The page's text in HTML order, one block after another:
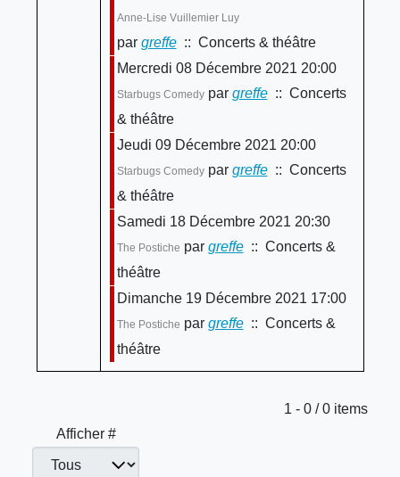
Anne-Lise Vuillemier Luy
par greffe:: Concerts & théâtre
Mercredi 08 Décembre 2021 20:00
Starbugs Comedypar greffe:: Concerts
& théâtre
Jeudi 09 Décembre 2021 20:00
Starbugs Comedypar greffe:: Concerts
& théâtre
Samedi 18 Décembre 2021 20:30
The Postiche par greffe:: Concerts &
théâtre
Dimanche 19 Décembre 2021 17:00
The Postiche par greffe:: Concerts &
théâtre
Limite de la pagination
1 - 0 / 0 items
Afficher #